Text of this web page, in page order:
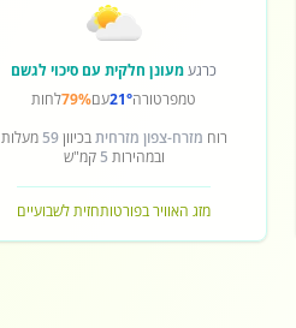
כרגעמעונן חלקית עם סיכוי לגשם
טמפרטורה21°עם79%לחות
רוח מזרח-צפון מזרחיתבכיוון59 מעלות
ובמהירות 5 קמ"ש
מזג האוויר בפורטותחזית לשבועיים